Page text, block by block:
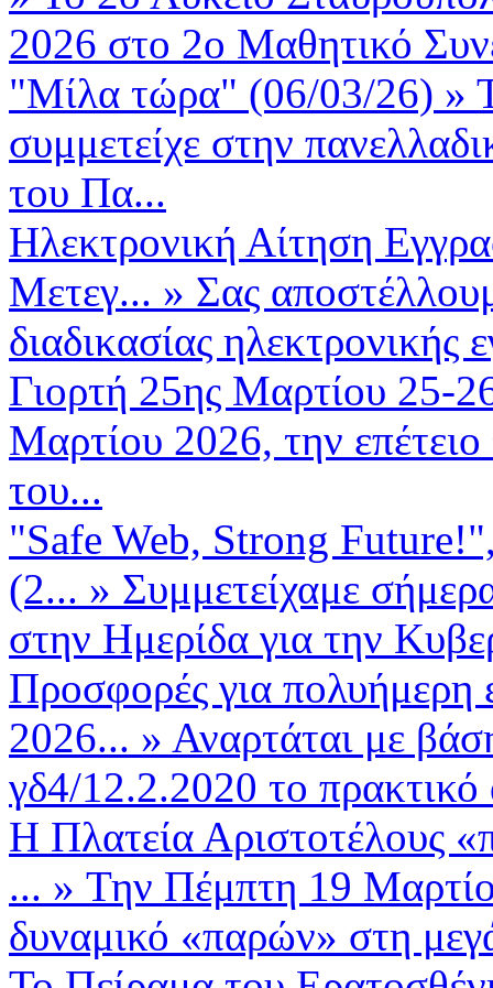
2026 στο 2ο Μαθητικό
"Μίλα τώρα" (06/03/26) »
συμμετείχε στην
του Πα...
Ηλεκτρονική Αίτηση
Μετεγ... » Σας
διαδικασίας ηλεκτρονικής
Γιορτή 25ης Μαρτίου 25-
Μαρτίου 2026, την
του...
"Safe Web, Strong
(2... » Συμμετείχαμε
στην Ημερίδα για την
Προσφορές για
2026... » Αναρτάται με
γδ4/12.2.2020 το πρακτικό
Η Πλατεία Αριστοτέλους
... » Την Πέμπτη 19
δυναμικό «παρών» στη